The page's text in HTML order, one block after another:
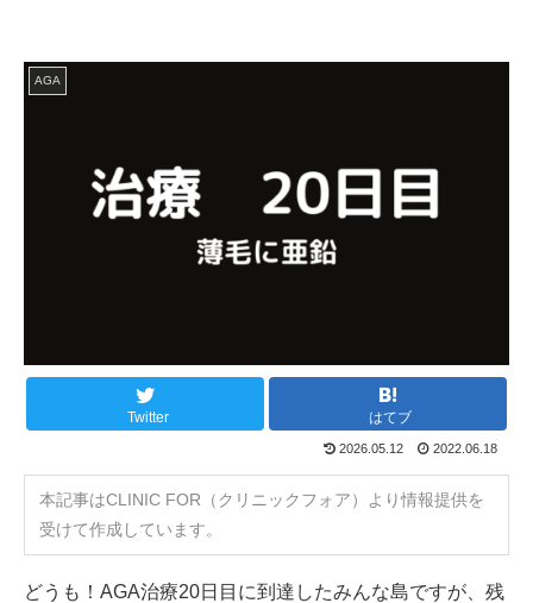
AGA
Twitter はてブ
2026.05.12 2022.06.18
本記事はCLINIC FOR（クリニックフォア）より情報提供を
受けて作成しています。
どうも！AGA治療20日目に到達したみんな島ですが、残